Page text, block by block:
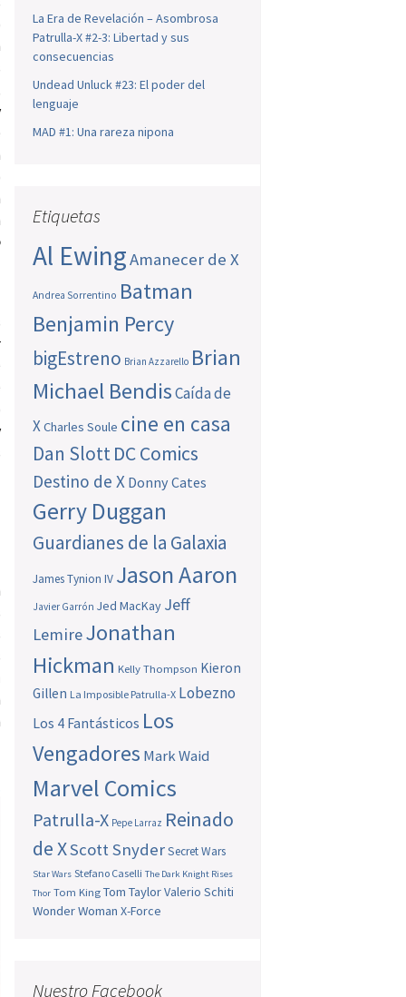
La Era de Revelación – Asombrosa
Patrulla-X #2-3: Libertad y sus
consecuencias
Undead Unluck #23: El poder del
lenguaje
MAD #1: Una rareza nipona
Etiquetas
Al EwingAmanecer de X
Andrea Sorrentino Batman
Benjamin Percy
bigEstreno Brian Azzarello Brian
Michael BendisCaída de
XCharles Soule cine en casa
Dan SlottDC Comics
Destino de X Donny Cates
Gerry Duggan
Guardianes de la Galaxia
James Tynion IV Jason Aaron
Javier Garrón Jed MacKay Jeff
LemireJonathan
Hickman Kelly Thompson Kieron
Gillen La Imposible Patrulla-X Lobezno
Los 4 Fantásticos Los
Vengadores Mark Waid
Marvel Comics
Patrulla-X Pepe Larraz Reinado
de XScott SnyderSecret Wars
Star Wars Stefano Caselli The Dark Knight Rises
Thor Tom King Tom TaylorValerio Schiti
Wonder Woman X-Force
Nuestro Facebook